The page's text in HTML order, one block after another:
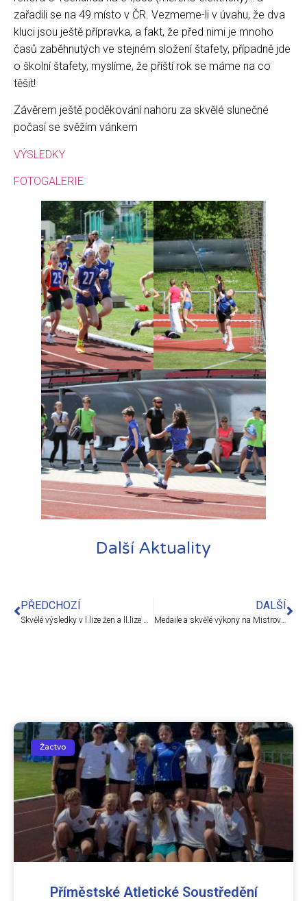
zařadili se na 49.místo v ČR. Vezmeme-li v úvahu, že dva
kluci jsou ještě přípravka, a fakt, že před nimi je mnoho
časů zaběhnutých ve stejném složení štafety, případně jde
o školní štafety, myslíme, že příští rok se máme na co
těšit!
Závěrem ještě poděkování nahoru za skvělé slunečné
počasí se svěžím vánkem
VÝSLEDKY
FOTOGALERIE
Další Aktuality
PŘEDCHOZÍ DALŠÍ
Medaile a skvělé výkony na Mistrovství kraje
Žactvo
Příměstské Atletické Soustředění